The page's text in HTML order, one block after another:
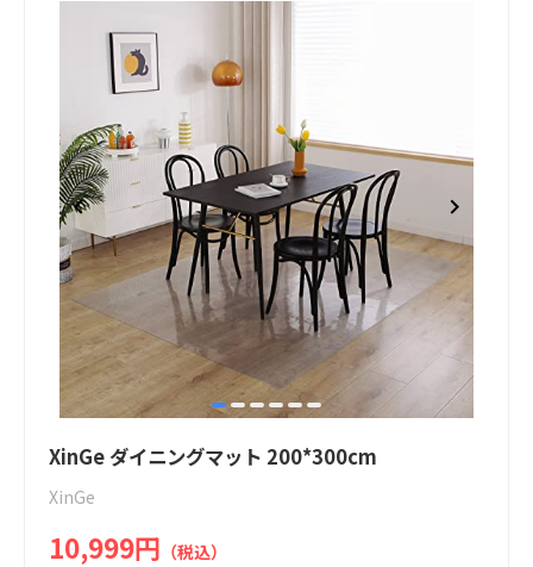
itemitemitemitemitemitem
1
6
XinGe ダイニングマット 200*300cm
XinGe
10,999円 （税込）